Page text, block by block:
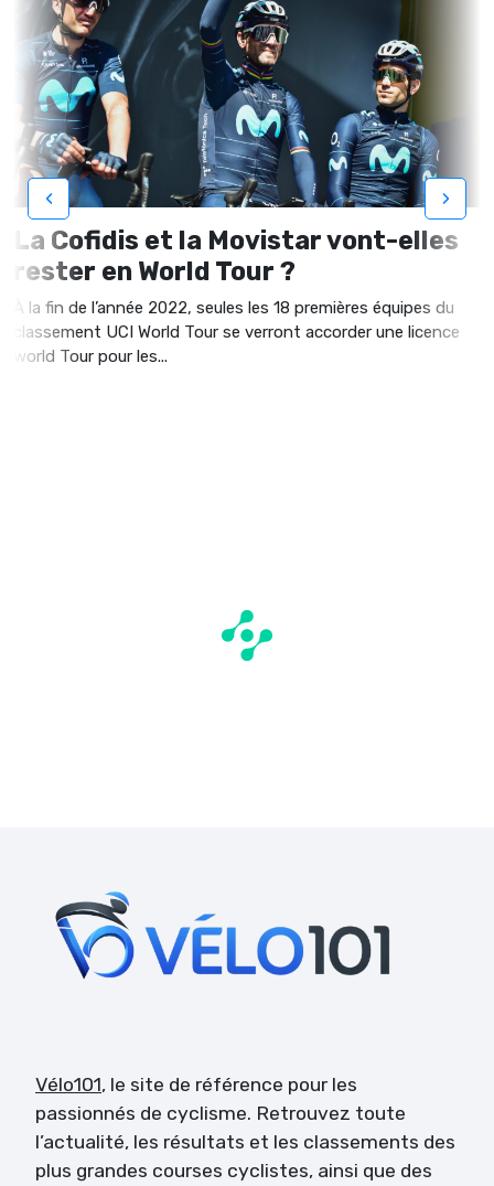
La Cofidis et la Movistar vont-elles
rester en World Tour ?
À la fin de l’année 2022, seules les 18 premières équipes du
classement UCI World Tour se verront accorder une licence
world Tour pour les...
‹ ›
Vélo101, le site de référence pour les
passionnés de cyclisme. Retrouvez toute
l’actualité, les résultats et les classements des
plus grandes courses cyclistes, ainsi que des